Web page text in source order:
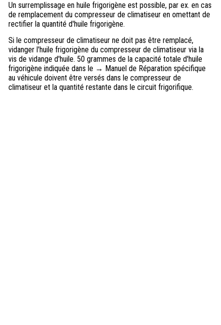
Un surremplissage en huile frigorigène est possible, par ex. en cas
de remplacement du compresseur de climatiseur en omettant de
rectifier la quantité d'huile frigorigène.
Si le compresseur de climatiseur ne doit pas être remplacé,
vidanger l'huile frigorigène du compresseur de climatiseur via la
vis de vidange d'huile. 50 grammes de la capacité totale d'huile
frigorigène indiquée dans le → Manuel de Réparation spécifique
au véhicule doivent être versés dans le compresseur de
climatiseur et la quantité restante dans le circuit frigorifique.